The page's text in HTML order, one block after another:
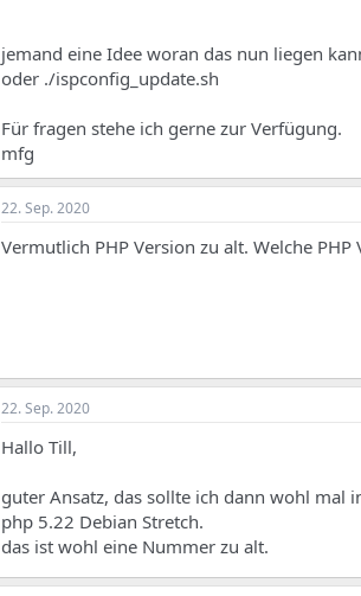
jemand eine Idee woran das nun liegen
oder ./ispconfig_update.sh
Für fragen stehe ich gerne zur Verfügung.
mfg
22. Sep. 2020
Vermutlich PHP Version zu alt. Welche
22. Sep. 2020
Hallo Till,
guter Ansatz, das sollte ich dann wohl mal
php 5.22 Debian Stretch.
das ist wohl eine Nummer zu alt.